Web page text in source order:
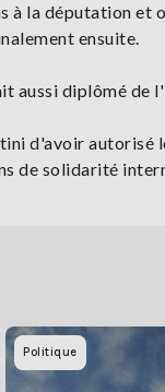
à la députation
ensuite.
aussi diplômé de
d'avoir autorisé
de solidarité
Politique